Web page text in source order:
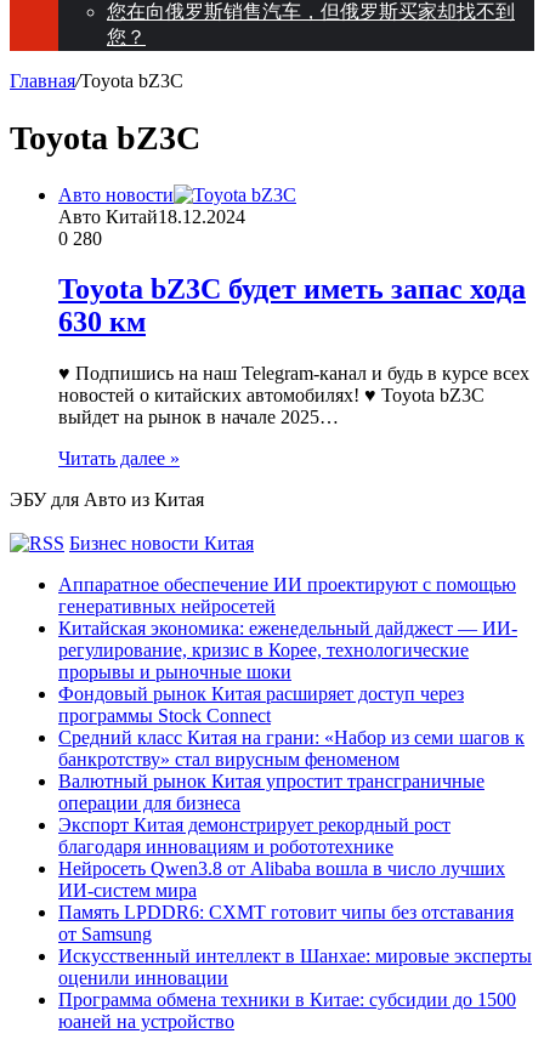
您在向俄罗斯销售汽车，但俄罗斯买家却找不到
您？
Главная/Toyota bZ3C
Toyota bZ3C
Авто новости
Авто Китай18.12.2024
0 280
Toyota bZ3C будет иметь запас хода
630 км
♥ Подпишись на наш Telegram-канал и будь в курсе всех
новостей о китайских автомобилях! ♥ Toyota bZ3C
выйдет на рынок в начале 2025…
Читать далее »
ЭБУ для Авто из Китая
Бизнес новости Китая
Аппаратное обеспечение ИИ проектируют с помощью
генеративных нейросетей
Китайская экономика: еженедельный дайджест — ИИ-
регулирование, кризис в Корее, технологические
прорывы и рыночные шоки
Фондовый рынок Китая расширяет доступ через
программы Stock Connect
Средний класс Китая на грани: «Набор из семи шагов к
банкротству» стал вирусным феноменом
Валютный рынок Китая упростит трансграничные
операции для бизнеса
Экспорт Китая демонстрирует рекордный рост
благодаря инновациям и робототехнике
Нейросеть Qwen3.8 от Alibaba вошла в число лучших
ИИ-систем мира
Память LPDDR6: CXMT готовит чипы без отставания
от Samsung
Искусственный интеллект в Шанхае: мировые эксперты
оценили инновации
Программа обмена техники в Китае: субсидии до 1500
юаней на устройство